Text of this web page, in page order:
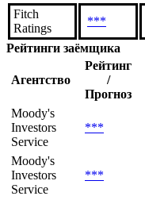
Fitch
Ratings
***
Рейтинги заёмщика
Агентство
Рейтинг
/
Прогноз
Moody's
Investors
Service
***
Moody's
Investors
Service
***